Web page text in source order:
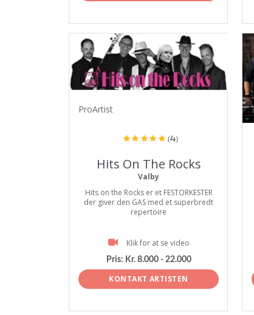
ProArtist
(4)
Hits On The Rocks
Valby
Hits on the Rocks er et FESTORKESTER
der giver den GAS med et superbredt
repertoire
Klik for at se video
Pris: Kr. 8.000 - 22.000
KONTAKT ARTISTEN